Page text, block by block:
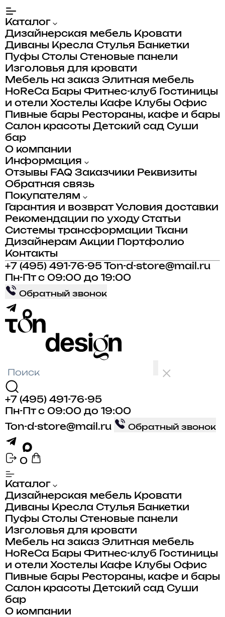
Каталог
Дизайнерская мебель Кровати
Диваны Кресла Стулья Банкетки
Пуфы Столы Стеновые панели
Изголовья для кровати
Мебель на заказ Элитная мебель
HoReCa Бары Фитнес-клуб
Гостиницы
и отели Хостелы Кафе Клубы Офис
Пивные бары Рестораны, кафе и бары
Салон красоты Детский сад Суши
бар
О компании
Информация
Отзывы FAQ Заказчики Реквизиты
Обратная связь
Покупателям
Гарантия и возврат Условия доставки
Рекомендации по уходу Статьи
Системы трансформации
Ткани
Дизайнерам Акции
Портфолио
Контакты
+7 (495) 491-76-95
Ton-d-store@mail.ru
Пн-Пт с 09:00 до 19:00
Обратный звонок
+7 (495) 491-76-95
Пн-Пт с 09:00 до 19:00
Ton-d-store@mail.ru
Обратный звонок
0
Каталог
Дизайнерская мебель Кровати
Диваны Кресла Стулья Банкетки
Пуфы Столы Стеновые панели
Изголовья для кровати
Мебель на заказ Элитная мебель
HoReCa Бары Фитнес-клуб
Гостиницы
и отели Хостелы Кафе Клубы Офис
Пивные бары Рестораны, кафе и бары
Салон красоты Детский сад Суши
бар
О компании